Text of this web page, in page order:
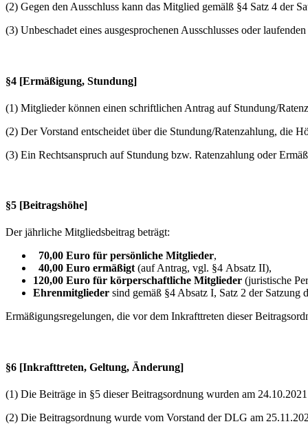
(2) Gegen den Ausschluss kann das Mitglied gemälß §4 Satz 4 der
(3) Unbeschadet eines ausgesprochenen Ausschlusses oder
§4 [Ermäßigung, Stundung]
(1) Mitglieder können einen schriftlichen Antrag auf Stundung/
(2) Der Vorstand entscheidet über die Stundung/Ratenzahlung, die
(3) Ein Rechtsanspruch auf Stundung bzw. Ratenzahlung oder
§5 [Beitragshöhe]
Der jährliche Mitgliedsbeitrag beträgt:
70,00 Euro für persönliche Mitglieder,
40,00 Euro ermäßigt(auf Antrag, vgl. §4 Absatz II),
120,00 Euro für körperschaftliche Mitglieder (juristische
Ehrenmitglieder sind gemäß §4 Absatz I, Satz 2 der
Ermäßigungsregelungen, die vor dem Inkrafttreten dieser
§6 [Inkrafttreten, Geltung, Änderung]
(1) Die Beiträge in §5 dieser Beitragsordnung wurden am
(2) Die Beitragsordnung wurde vom Vorstand der DLG am